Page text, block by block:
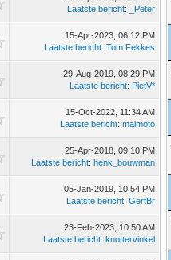
Laatste bericht: _Peter
15-Apr-2023, 06:12 PM
Laatste bericht:Tom Fekkes
29-Aug-2019, 08:29 PM
Laatste bericht: PietV*
15-Oct-2022, 11:34 AM
Laatste bericht:maimoto
25-Apr-2018, 09:10 PM
Laatste bericht:henk_bouwman
05-Jan-2019, 10:54 PM
Laatste bericht:GertBr
23-Feb-2023, 10:50 AM
Laatste bericht:knottervinkel